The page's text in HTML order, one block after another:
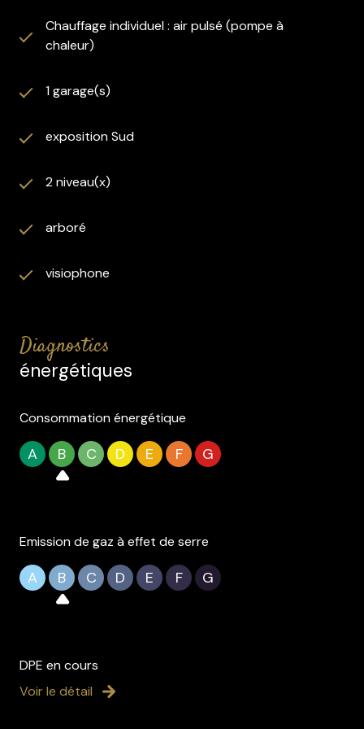
Une propriété rare alliant élégance, confort et
potentiel, à découvrir sans tarder.
Taxe foncière : 4460€
exposé sont disponibles sur le site Géorisques :
Chauffage individuel : air pulsé (pompe à
chaleur)
1 garage(s)
exposition Sud
2 niveau(x)
arboré
visiophone
diagnostics
énergétiques
Consommation énergétique
A B C D E F G
Emission de gaz à effet de serre
A B C D E F G
DPE en cours
Voir le détail